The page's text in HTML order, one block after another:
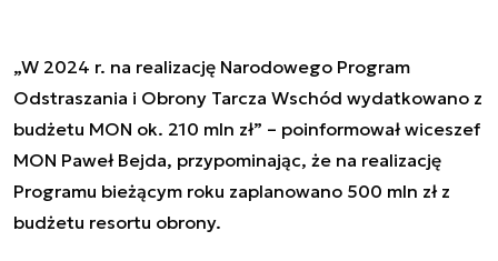
„W 2024 r. na realizację Narodowego Program
Odstraszania i Obrony Tarcza Wschód wydatkowano z
budżetu MON ok. 210 mln zł” – poinformował wiceszef
MON Paweł Bejda, przypominając, że na realizację
Programu bieżącym roku zaplanowano 500 mln zł z
budżetu resortu obrony.